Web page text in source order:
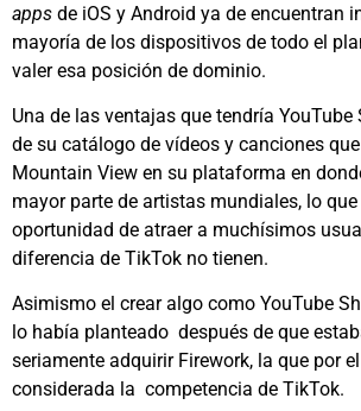
apps de iOS y Android ya de encuentran
mayoría de los dispositivos de todo el
valer esa posición de dominio.
Una de las ventajas que tendría
de su catálogo de vídeos y canciones
Mountain View en su plataforma en
mayor parte de artistas mundiales, lo
oportunidad de atraer a muchísimos
diferencia de TikTok no tienen.
Asimismo el crear algo como YouTube
lo había planteado después de que
seriamente adquirir Firework, la que por
considerada la competencia de TikTok.